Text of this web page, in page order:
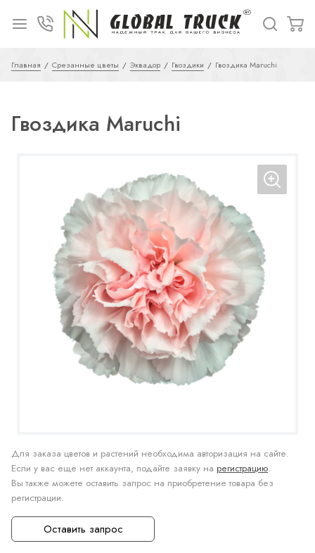
Главная Срезанные цветы Эквадор Гвоздики Гвоздика Maruchi
Гвоздика Maruchi
Для заказа цветов и растений необходима авторизация на сайте.
Если у вас еще нет аккаунта, подайте заявку на регистрацию.
Вы также можете оставить запрос на приобретение товара без
регистрации.
Оставить запрос